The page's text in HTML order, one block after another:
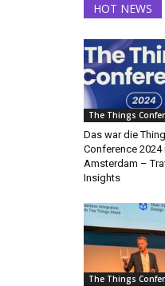
HOT NEWS
The Things
Das war die
Conference 2024
Amsterdam –
Insights
The Things